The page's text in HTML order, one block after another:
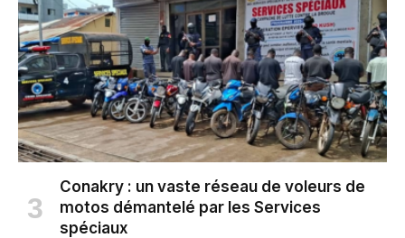
Conakry : un vaste réseau de voleurs de
motos démantelé par les Services
spéciaux